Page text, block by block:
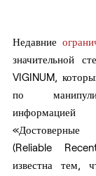
Недавние
значительной
VIGINUM,
по
(Reliable
известна тем,